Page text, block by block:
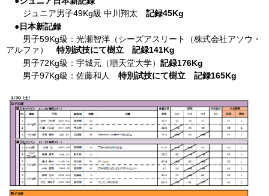
ジュニア男子49Kg級 中川翔太 記録45Kg
●日本新記録
男子59Kg級：光瀬智洋（シーズアスリート（株式会社アソウ・
アルファ） 特別試技にて樹立 記録141Kg
男子72Kg級：宇城元（順天堂大学） 記録176Kg
男子97Kg級：佐藤和人 特別試技にて樹立 記録165Kg